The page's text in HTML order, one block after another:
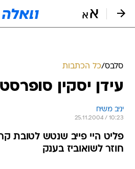
סלבס/כל הכתבות
עידן יסקין
יניב משיח
25.11.2004 / 10:23
פליט היי פייב שנטש לטובת
חוזר לשואוביז בענק